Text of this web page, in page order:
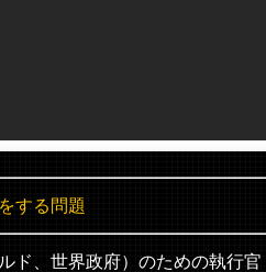
する問題
ド、世界政府）のための執行